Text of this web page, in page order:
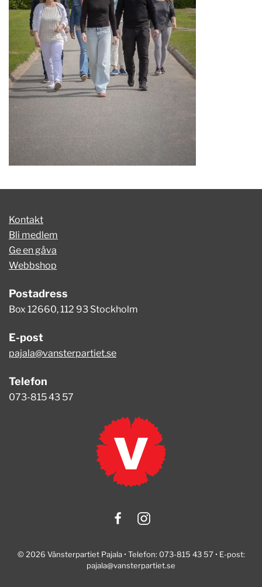
Kontakt
Bli medlem
Ge en gåva
Webbshop
Postadress
Box 12660, 112 93 Stockholm
E-post
pajala@vansterpartiet.se
Telefon
073-815 43 57
© 2026 Vänsterpartiet Pajala • Telefon: 073-815 43 57 • E-post:
pajala@vansterpartiet.se